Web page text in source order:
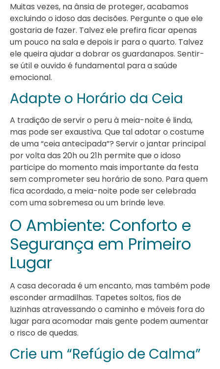
Muitas vezes, na ânsia de proteger, acabamos
excluindo o idoso das decisões. Pergunte o que ele
gostaria de fazer. Talvez ele prefira ficar apenas
um pouco na sala e depois ir para o quarto. Talvez
ele queira ajudar a dobrar os guardanapos. Sentir-
se útil e ouvido é fundamental para a saúde
emocional.
Adapte o Horário da Ceia
A tradição de servir o peru à meia-noite é linda,
mas pode ser exaustiva. Que tal adotar o costume
de uma “ceia antecipada”? Servir o jantar principal
por volta das 20h ou 21h permite que o idoso
participe do momento mais importante da festa
sem comprometer seu horário de sono. Para quem
fica acordado, a meia-noite pode ser celebrada
com uma sobremesa ou um brinde leve.
O Ambiente: Conforto e
Segurança em Primeiro
Lugar
A casa decorada é um encanto, mas também pode
esconder armadilhas. Tapetes soltos, fios de
luzinhas atravessando o caminho e móveis fora do
lugar para acomodar mais gente podem aumentar
o risco de quedas.
Crie um “Refúgio de Calma”